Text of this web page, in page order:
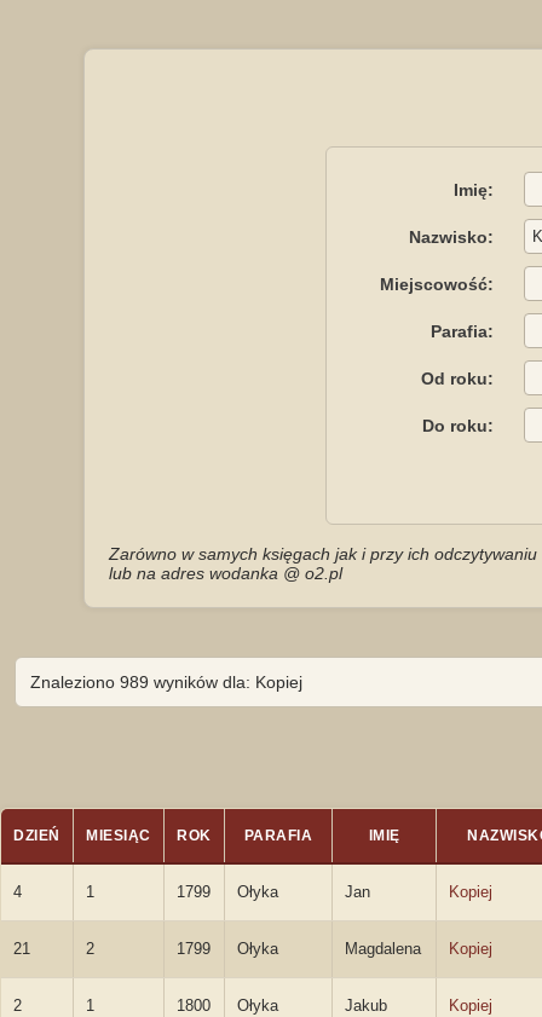
Imię:
Nazwisko:
Miejscowość:
Parafia:
Od roku:
Do roku:
Zarówno w samych księgach jak i przy ich
lub na adres wodanka @ o2.pl
Znaleziono 989 wyników dla: Kopiej
DZIEŃ MIESIĄC ROK PARAFIA IMIĘ
4 1 1799 Ołyka Jan Kopiej
21 2 1799 Ołyka Magdalena Kopiej
2 1 1800 Ołyka Jakub Kopiej